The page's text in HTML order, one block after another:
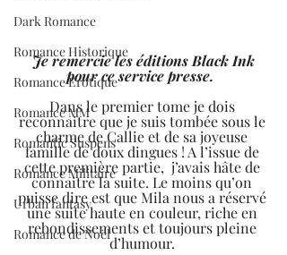
Dark Romance
Romance Historique
Romance Erotique
Romance MM
Romantic Suspens
Romance Militaire
Urban fantasy
Romance de Noël
Je remercie les éditions Black Ink
pour ce service presse.
Dans le premier tome je dois
reconnaitre que je suis tombée sous le
charme de Callie et de sa joyeuse
famille de doux dingues ! A l’issue de
cette première partie,  j’avais hâte de
connaitre la suite. Le moins qu’on
puisse dire est que Mila nous a réservé
une suite haute en couleur, riche en
rebondissements et toujours pleine
d’humour.